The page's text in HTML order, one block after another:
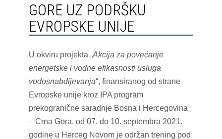
GORE UZ PODRŠKU
EVROPSKE UNIJE
U okviru projekta „Akcija za povećanje
energetske i vodne efikasnosti usluga
vodosnabdijevanja“, finansiranog od strane
Evropske unije kroz IPA program
prekogranične saradnje Bosna i Hercegovina
– Crna Gora, od 07. do 10. septembra 2021.
godine u Herceg Novom je održan trening pod